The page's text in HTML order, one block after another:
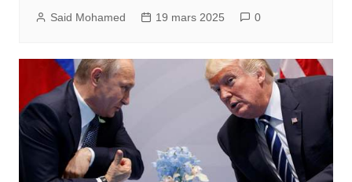
Said Mohamed 19 mars 2025 0